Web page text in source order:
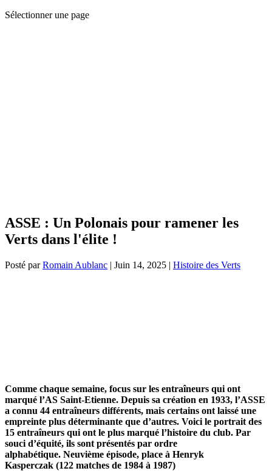
Sélectionner une page
ASSE : Un Polonais pour ramener les
Verts dans l'élite !
Posté parRomain Aublanc | Juin 14, 2025 | Histoire des Verts
Comme chaque semaine, focus sur les entraîneurs qui ont
marqué l’AS Saint-Etienne. Depuis sa création en 1933, l’ASSE
a connu 44 entraîneurs différents, mais certains ont laissé une
empreinte plus déterminante que d’autres. Voici le portrait des
15 entraîneurs qui ont le plus marqué l’histoire du club. Par
souci d’équité, ils sont présentés par ordre
alphabétique. Neuvième épisode, place à Henryk
Kasperczak (122 matches de 1984 à 1987)